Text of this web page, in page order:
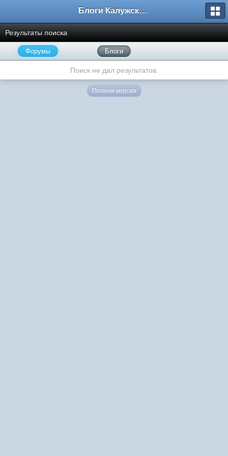
Блоги Калужского перекрестка
Результаты поиска
Форумы Блоги
Поиск не дал результатов.
Полная версия